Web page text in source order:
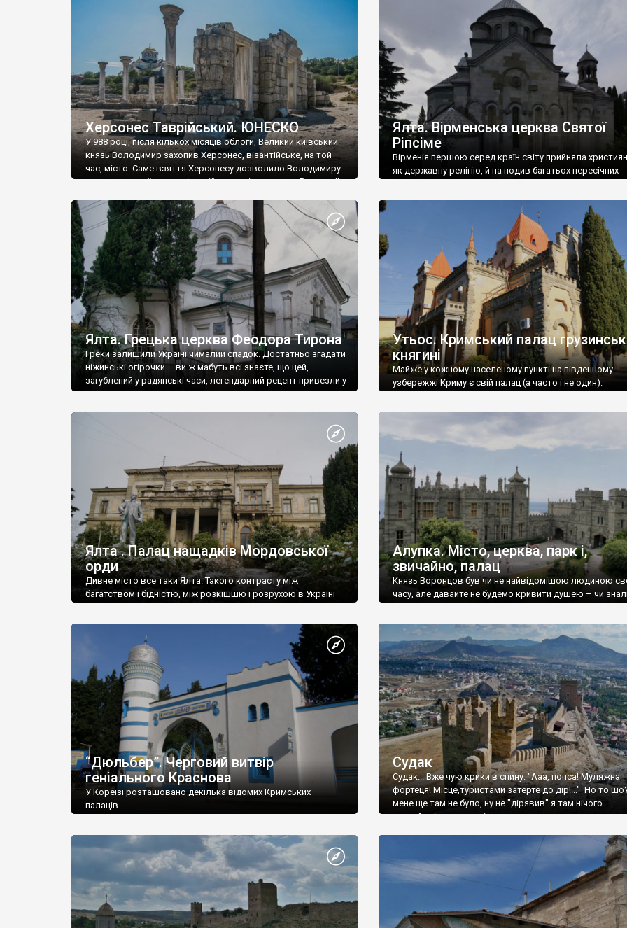
візантійської доби. Раритети викрадені з фондів об’єкту
культурної спадщини ЮНЕСКО «Херсонеса Таврійського».
Офіційно – на виставку «Золото Візантії», але експерти та
влада в Україні вважають це лише […]
називаються «повстяками» (postaki)…” “Вино. Крим
виробляє відмінне вино і його вдосталь: воно все
легке біле і дуже […]
Херсонес Таврійський. ЮНЕСКО
У 988 році, після кількох місяців облоги, Великий київський
князь Володимир захопив Херсонес, візантійське, на той
час, місто. Саме взяття Херсонесу дозволило Володимиру
диктувати свої умови візантійському імператору Василю ІІ,
Херсонесі Володимир-язичник, став Василем-
християнином. А потім було Хрещення Русі. На честь
Херсонесу Таврійського названо місто […]
Ялта. Вірменська церква Святої
Ріпсіме
Вірменія першою серед країн світу прийняла
як державну релігію, й на подив багатьох пересічних
Ялта. Грецька церква Феодора Тирона
Греки залишили Україні чималий спадок. Достатньо згадати
ніжинські огірочки – ви ж мабуть всі знаєте, що цей,
загублений у радянські часи, легендарний рецепт привезли у
Ніжин греки?
Утьос. Кримський палац
княгині
Майже у кожному населеному пункті на південному
узбережжі Криму є свій палац (а часто і не один).
Ялта . Палац нащадків Мордовської
орди
Дивне місто все таки Ялта. Такого контрасту між
багатством і бідністю, між розкішшю і розрухою в Україні
Алупка. Місто, церква, парк і,
звичайно, палац
Князь Воронцов був чи не найвідомішою людиною
часу, але давайте не будемо кривити душею – чи
“Дюльбер”. Черговий витвір
геніального Краснова
У Кореїзі розташовано декілька відомих Кримських
палаців.
Судак
Судак... Вже чую крики в спину: "Ааа, попса! Муляжна
фортеця! Місце,туристами затерте до дір!..." Но то
мене ще там не було, ну не "дірявив" я там нічого...
принаймні до цього літа.